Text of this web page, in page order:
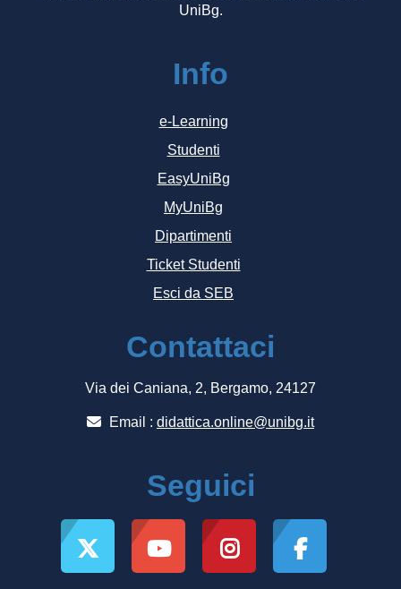
UniBg.
Info
e-Learning
Studenti
EasyUniBg
MyUniBg
Dipartimenti
Ticket Studenti
Esci da SEB
Contattaci
Via dei Caniana, 2, Bergamo, 24127
Email : didattica.online@unibg.it
Seguici